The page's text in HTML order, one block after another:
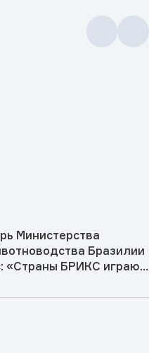
Министерства
Бразилии
«Страны БРИКС играют